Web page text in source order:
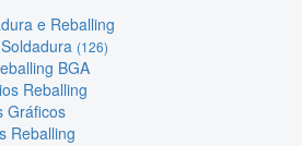
e Reballing
(126)
BGA
Reballing
Gráficos
Reballing